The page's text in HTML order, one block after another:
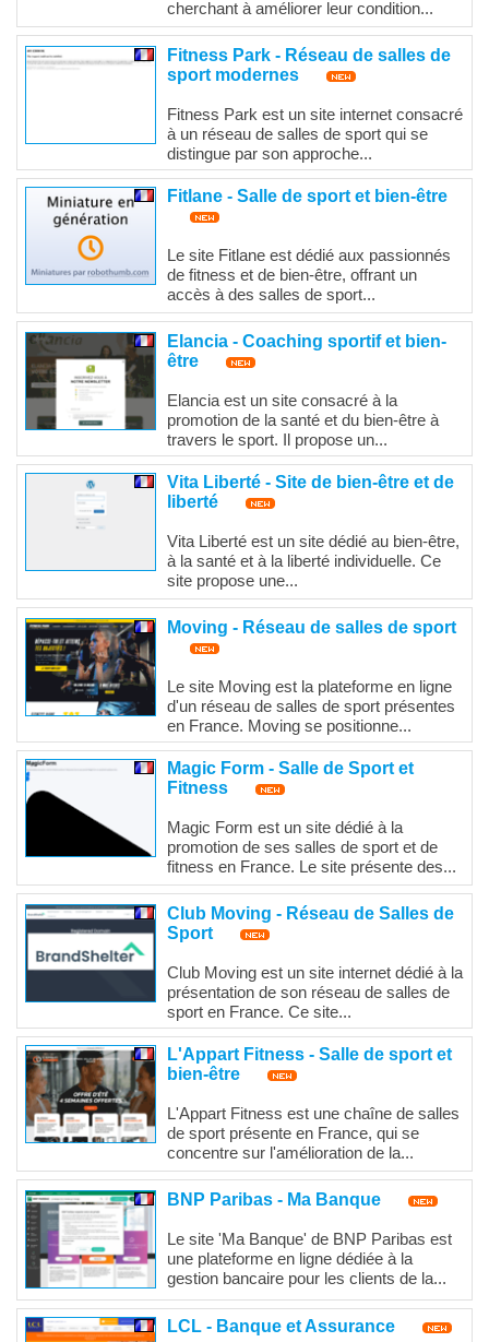
cherchant à améliorer leur condition...
Fitness Park - Réseau de salles de
sport modernes
Fitness Park est un site internet consacré
à un réseau de salles de sport qui se
distingue par son approche...
Fitlane - Salle de sport et bien-être
Le site Fitlane est dédié aux passionnés
de fitness et de bien-être, offrant un
accès à des salles de sport...
Elancia - Coaching sportif et bien-
être
Elancia est un site consacré à la
promotion de la santé et du bien-être à
travers le sport. Il propose un...
Vita Liberté - Site de bien-être et de
liberté
Vita Liberté est un site dédié au bien-être,
à la santé et à la liberté individuelle. Ce
site propose une...
Moving - Réseau de salles de sport
Le site Moving est la plateforme en ligne
d'un réseau de salles de sport présentes
en France. Moving se positionne...
Magic Form - Salle de Sport et
Fitness
Magic Form est un site dédié à la
promotion de ses salles de sport et de
fitness en France. Le site présente des...
Club Moving - Réseau de Salles de
Sport
Club Moving est un site internet dédié à la
présentation de son réseau de salles de
sport en France. Ce site...
L'Appart Fitness - Salle de sport et
bien-être
L'Appart Fitness est une chaîne de salles
de sport présente en France, qui se
concentre sur l'amélioration de la...
BNP Paribas - Ma Banque
Le site 'Ma Banque' de BNP Paribas est
une plateforme en ligne dédiée à la
gestion bancaire pour les clients de la...
LCL - Banque et Assurance